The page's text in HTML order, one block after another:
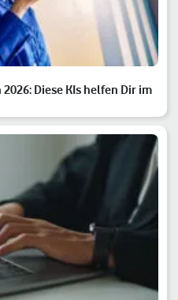
Diese KIs helfen Dir im